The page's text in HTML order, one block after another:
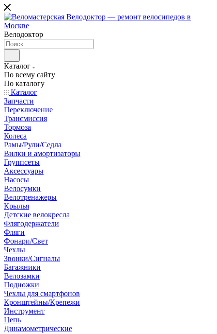
Велодоктор
Каталог
По всему сайту
По каталогу
Каталог
Запчасти
Переключение
Трансмиссия
Тормоза
Колеса
Рамы/Рули/Седла
Вилки и амортизаторы
Группсеты
Аксессуары
Насосы
Велосумки
Велотренажеры
Крылья
Детские велокресла
Флягодержатели
Фляги
Фонари/Свет
Чехлы
Звонки/Сигналы
Багажники
Велозамки
Подножки
Чехлы для смартфонов
Кронштейны/Крепежи
Инструмент
Цепь
Динамометрические